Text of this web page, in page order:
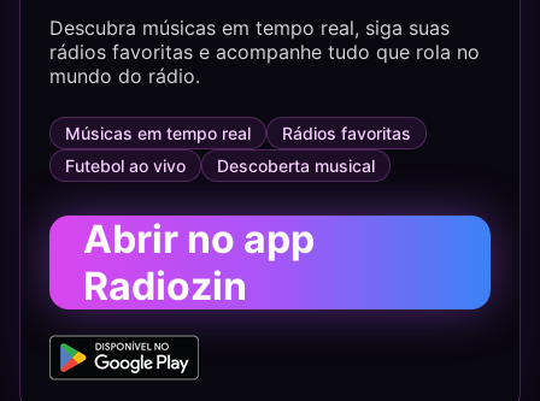
Descubra músicas em tempo real, siga suas
rádios favoritas e acompanhe tudo que rola no
mundo do rádio.
Músicas em tempo real
Rádios favoritas
Futebol ao vivo
Descoberta musical
Abrir no app
Radiozin